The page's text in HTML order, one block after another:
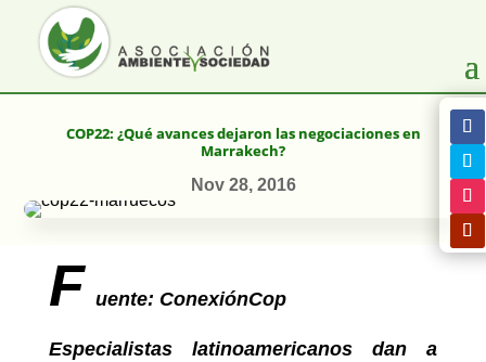
COP22: ¿Qué avances dejaron las negociaciones en
Marrakech?
Nov 28, 2016
F uente: ConexiónCop
Especialistas latinoamericanos dan a